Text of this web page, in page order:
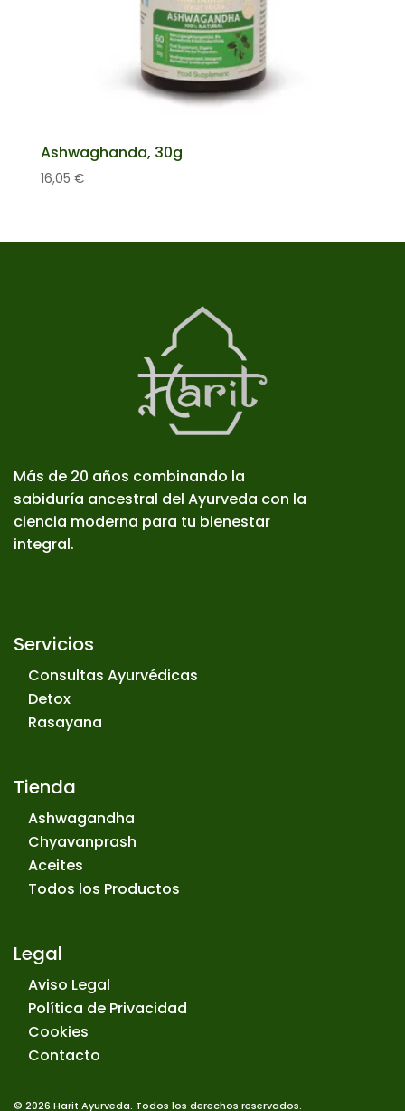
Ashwaghanda, 30g
16,05 €
Más de 20 años combinando la
sabiduría ancestral del Ayurveda con la
ciencia moderna para tu bienestar
integral.
Servicios
Consultas Ayurvédicas
Detox
Rasayana
Tienda
Ashwagandha
Chyavanprash
Aceites
Todos los Productos
Legal
Aviso Legal
Política de Privacidad
Cookies
Contacto
© 2026 Harit Ayurveda. Todos los derechos reservados.